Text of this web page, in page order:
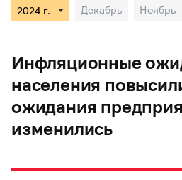
Декабрь Ноябрь
Инфляционные
населения
ожидания
изменились